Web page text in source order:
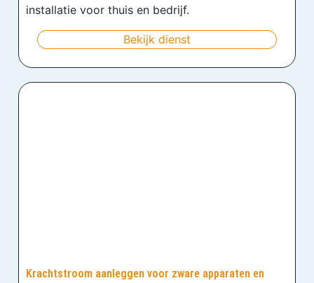
installatie voor thuis en bedrijf.
Bekijk dienst
Krachtstroom aanleggen voor zware apparaten en